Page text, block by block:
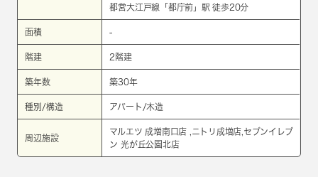
都営大江戸線 「 都庁前 」駅 徒歩20分
面積 -
階建 2階建
築年数 築30年
種別/構造 アパート/木造
周辺施設
マルエツ 成増南口店 ,ニトリ成増店,セブンイレブ
ン 光が丘公園北店